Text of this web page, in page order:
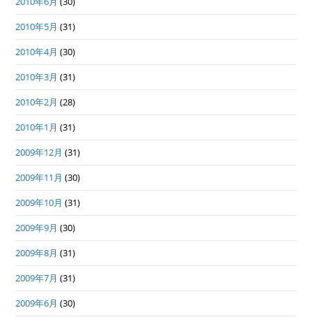
2010年5月 (31)
2010年4月 (30)
2010年3月 (31)
2010年2月 (28)
2010年1月 (31)
2009年12月 (31)
2009年11月 (30)
2009年10月 (31)
2009年9月 (30)
2009年8月 (31)
2009年7月 (31)
2009年6月 (30)